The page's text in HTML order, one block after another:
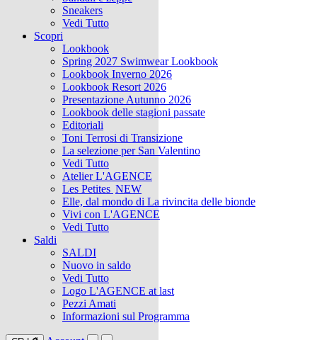
Sneakers
Vedi Tutto
Scopri
Lookbook
Spring 2027 Swimwear Lookbook
Lookbook Inverno 2026
Lookbook Resort 2026
Presentazione Autunno 2026
Lookbook delle stagioni passate
Editoriali
Toni Terrosi di Transizione
La selezione per San Valentino
Vedi Tutto
Atelier L'AGENCE
Les Petites NEW
Elle, dal mondo di La rivincita delle bionde
Vivi con L'AGENCE
Vedi Tutto
Saldi
SALDI
Nuovo in saldo
Vedi Tutto
Logo L'AGENCE at last
Pezzi Amati
Informazioni sul Programma